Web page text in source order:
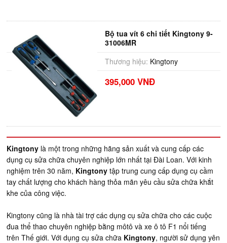
Bộ tua vít 6 chi tiết Kingtony 9-
31006MR
Thương hiệu: Kingtony
395,000 VNĐ
Kingtony là một trong những hãng sản xuất và cung cấp các
dụng cụ sửa chữa chuyên nghiệp lớn nhất tại Đài Loan. Với kinh
nghiệm trên 30 năm, Kingtony tập trung cung cấp dụng cụ cầm
tay chất lượng cho khách hàng thỏa mãn yêu cầu sửa chữa khắt
khe của công việc.
Kingtony cũng là nhà tài trợ các dụng cụ sửa chữa cho các cuộc
đua thể thao chuyên nghiệp bằng môtô và xe ô tô F1 nổi tiếng
trên Thế giới. Với dụng cụ sửa chữa Kingtony, người sử dụng yên